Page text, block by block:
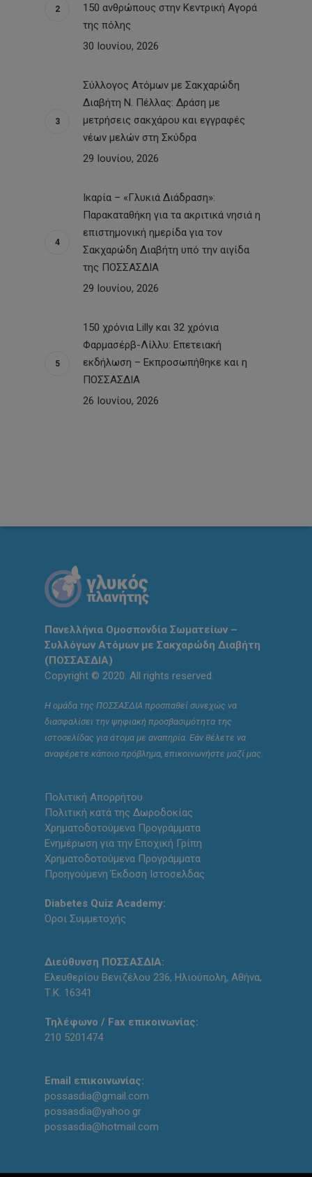
150 ανθρώπους στην Κεντρική Αγορά
της πόλης
30 Ιουνίου, 2026
Σύλλογος Ατόμων με Σακχαρώδη
Διαβήτη Ν. Πέλλας: Δράση με
μετρήσεις σακχάρου και εγγραφές
νέων μελών στη Σκύδρα
29 Ιουνίου, 2026
Ικαρία – «Γλυκιά Διάδραση»:
Παρακαταθήκη για τα ακριτικά νησιά η
επιστημονική ημερίδα για τον
Σακχαρώδη Διαβήτη υπό την αιγίδα
της ΠΟΣΣΑΣΔΙΑ
29 Ιουνίου, 2026
150 χρόνια Lilly και 32 χρόνια
Φαρμασέρβ-Λίλλυ: Eπετειακή
εκδήλωση – Εκπροσωπήθηκε και η
ΠΟΣΣΑΣΔΙΑ
26 Ιουνίου, 2026
Πανελλήνια Ομοσπονδία Σωματείων –
Συλλόγων Ατόμων με Σακχαρώδη Διαβήτη
(ΠΟΣΣΑΣΔΙΑ)
Copyright © 2020. All rights reserved.
Η ομάδα της ΠΟΣΣΑΣΔΙΑ προσπαθεί συνεχώς να
διασφαλίσει την ψηφιακή προσβασιμότητα της
ιστοσελίδας για άτομα με αναπηρία. Εάν θέλετε να
αναφέρετε κάποιο πρόβλημα, επικοινωνήστε μαζί μας.
Πολιτική Απορρήτου
Πολιτική κατά της Δωροδοκίας
Χρηματοδοτούμενα Προγράμματα
Ενημέρωση για την Εποχική Γρίπη
Χρηματοδοτούμενα Προγράμματα
Προηγούμενη Έκδοση Ιστοσελδας
Diabetes Quiz Academy:
Όροι Συμμετοχής
Διεύθυνση ΠΟΣΣΑΣΔΙΑ:
Ελευθερίου Βενιζέλου 236, Ηλιούπολη, Αθήνα,
Τ.Κ. 16341
Τηλέφωνο / Fax επικοινωνίας:
210 5201474
Email επικοινωνίας:
possasdia@gmail.com
possasdia@yahoo.gr
possasdia@hotmail.com